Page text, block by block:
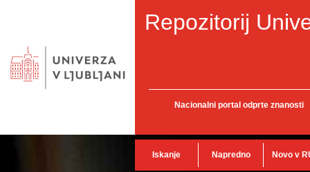
Repozitorij
Nacionalni portal odprte znanosti
Iskanje Napredno Novo v